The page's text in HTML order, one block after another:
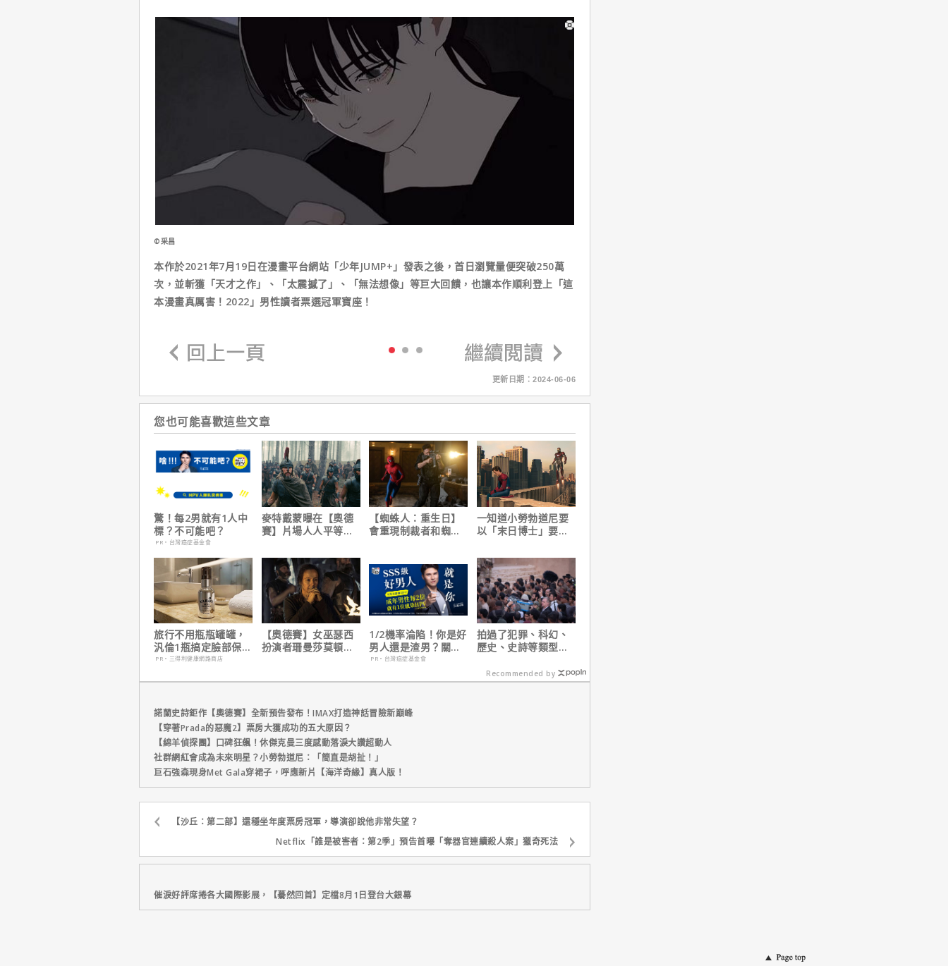
©采昌
本作於2021年7月19日在漫畫平台網站「少年JUMP+」發表之後，首日瀏覽量便突破250萬
次，並斬獲「天才之作」、「太震撼了」、「無法想像」等巨大回饋，也讓本作順利登上「這
本漫畫真厲害！2022」男性讀者票選冠軍寶座！
更新日期：2024-06-06
您也可能喜歡這些文章
驚！每2男就有1人中
標？不可能吧？
PR・台灣癌症基金會
麥特戴蒙曝在【奧德
賽】片場人人平等，
【蜘蛛人：重生日】
會重現制裁者和蜘蛛
一知道小勞勃道尼要
以「末日博士」要回
上告訴她！
旅行不用瓶瓶罐罐，
汎倫1瓶搞定臉部保
養！
PR・三得利健康網路商店
【奧德賽】女巫瑟西
扮演者珊曼莎莫頓曝
1/2機率淪陷！你是好
男人還是渣男？關鍵
在這
PR・台灣癌症基金會
拍過了犯罪、科幻、
歷史、史詩等類型，
拍不來！
Recommended by
諾蘭史詩鉅作【奧德賽】全新預告發布！IMAX打造神話冒險新巔峰
【穿著Prada的惡魔2】票房大獲成功的五大原因？
【綿羊偵探團】口碑狂飆！休傑克曼三度感動落淚大讚超動人
社群網紅會成為未來明星？小勞勃道尼：「簡直是胡扯！」
巨石強森現身Met Gala穿裙子，呼應新片【海洋奇緣】真人版！
【沙丘：第二部】還穩坐年度票房冠軍，導演卻說他非常失望？
Netflix「誰是被害者：第2季」預告首曝「奪器官連續殺人案」獵奇死法
催淚好評席捲各大國際影展，【驀然回首】定檔8月1日登台大銀幕